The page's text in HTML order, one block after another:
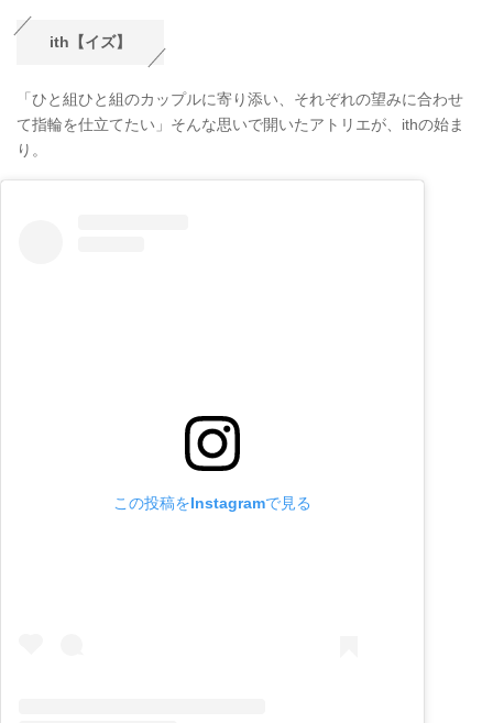
ith【イズ】
「ひと組ひと組のカップルに寄り添い、それぞれの望みに合わせ
て指輪を仕立てたい」そんな思いで開いたアトリエが、ithの始ま
り。
この投稿をInstagramで見る